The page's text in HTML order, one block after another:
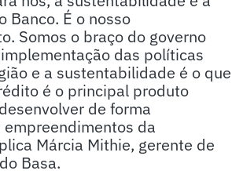
Banco. É o nosso
Somos o braço do governo
das políticas
e a sustentabilidade é o que
é o principal produto
de forma
da
Márcia Mithie, gerente de
Basa.